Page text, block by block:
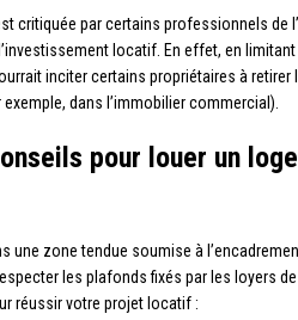
critiquée par certains professionnels de
locatif. En effet, en
inciter certains propriétaires à retirer
dans l’immobilier commercial).
pour louer un
une zone tendue soumise à
les plafonds fixés par les loyers
réussir votre projet locatif :